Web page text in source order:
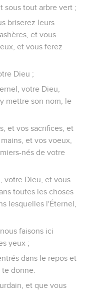
sous tout arbre vert ;
briserez leurs
et vous
et vous ferez
Dieu ;
votre Dieu,
mettre son nom, le
et vos sacrifices, et
et vos voeux,
nés de votre
votre Dieu, et vous
toutes les choses
lesquelles l'Éternel,
faisons ici
yeux ;
dans le repos et
donne.
et que vous